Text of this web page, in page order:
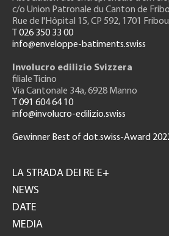
c/o Union Patronale du Canton de
Rue de l'Hôpital 15, CP 592, 1701
T 026 350 33 00
info@enveloppe-batiments.swiss
Involucro edilizio Svizzera
filiale Ticino
Via Cantonale 34a, 6928 Manno
T 091 604 64 10
info@involucro-edilizio.swiss
Gewinner Best of dot.swiss-Award
GH
LA STRADA DEI RE E+
NEWS
DATE
MEDIA